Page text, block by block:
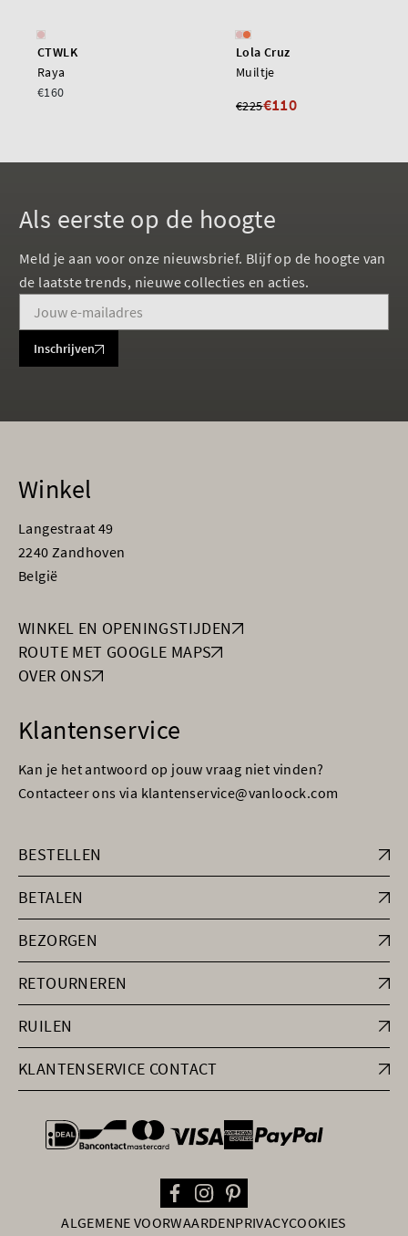
CTWLK
Raya
€160
Lola Cruz
Muiltje
€225€110
Als eerste op de hoogte
Meld je aan voor onze nieuwsbrief. Blijf op de hoogte van
de laatste trends, nieuwe collecties en acties.
Inschrijven
Winkel
Langestraat 49
2240 Zandhoven
België
WINKEL EN OPENINGSTIJDEN
ROUTE MET GOOGLE MAPS
OVER ONS
Klantenservice
Kan je het antwoord op jouw vraag niet vinden?
Contacteer ons via klantenservice@vanloock.com
BESTELLEN
BETALEN
BEZORGEN
RETOURNEREN
RUILEN
KLANTENSERVICE CONTACT
general.paymentOptions
ALGEMENE VOORWAARDENPRIVACYCOOKIES